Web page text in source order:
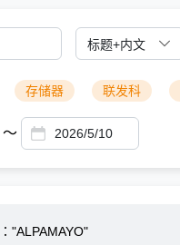
存储器 联发科
～
"ALPAMAYO"